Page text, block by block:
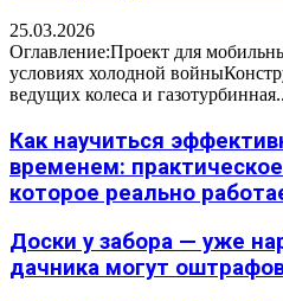
25.03.2026
Оглавление:Проект для
условиях холодной
ведущих колеса и
Как научиться
временем:
которое реально
Доски у забора — уже
дачника могут